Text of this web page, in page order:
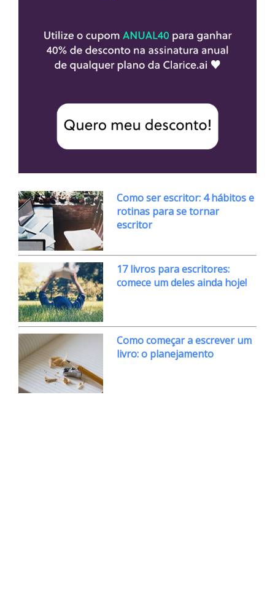
Como ser escritor: 4 hábitos e
rotinas para se tornar
escritor
17 livros para escritores:
comece um deles ainda hoje!
Como começar a escrever um
livro: o planejamento